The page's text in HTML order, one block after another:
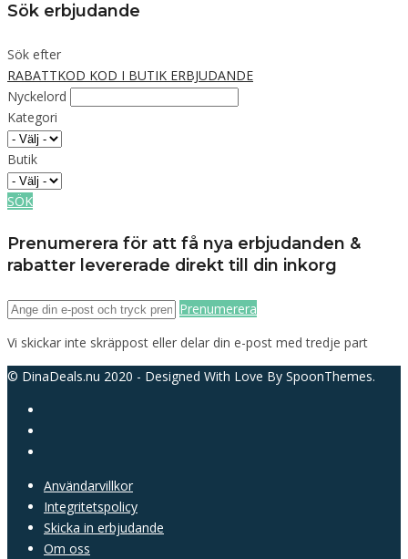
Sök erbjudande
Sök efter
RABATTKOD KOD I BUTIK ERBJUDANDE
Nyckelord
Kategori
Butik
SÖK
Prenumerera för att få nya erbjudanden &
rabatter levererade direkt till din inkorg
Prenumerera
Vi skickar inte skräppost eller delar din e-post med tredje part
© DinaDeals.nu 2020 - Designed With Love By SpoonThemes.
Användarvillkor
Integritetspolicy
Skicka in erbjudande
Om oss